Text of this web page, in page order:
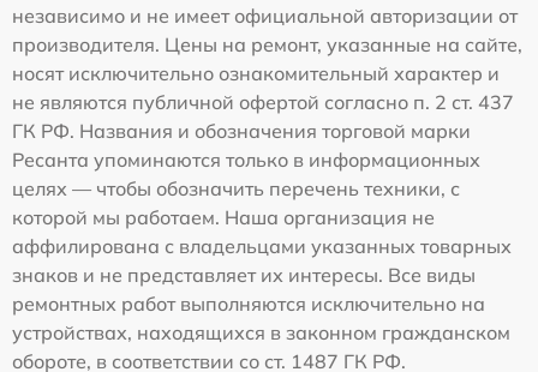
независимо и не имеет официальной авторизации от
производителя. Цены на ремонт, указанные на сайте,
носят исключительно ознакомительный характер и
не являются публичной офертой согласно п. 2 ст. 437
ГК РФ. Названия и обозначения торговой марки
Ресанта упоминаются только в информационных
целях — чтобы обозначить перечень техники, с
которой мы работаем. Наша организация не
аффилирована с владельцами указанных товарных
знаков и не представляет их интересы. Все виды
ремонтных работ выполняются исключительно на
устройствах, находящихся в законном гражданском
обороте, в соответствии со ст. 1487 ГК РФ.